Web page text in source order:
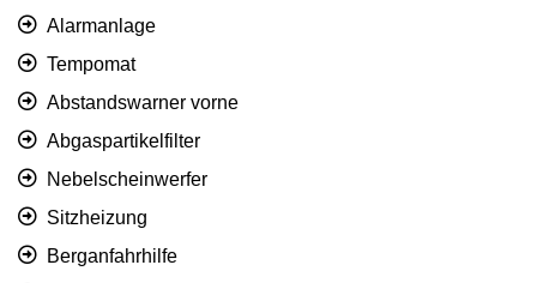
Alarmanlage
Tempomat
Abstandswarner vorne
Abgaspartikelfilter
Nebelscheinwerfer
Sitzheizung
Berganfahrhilfe